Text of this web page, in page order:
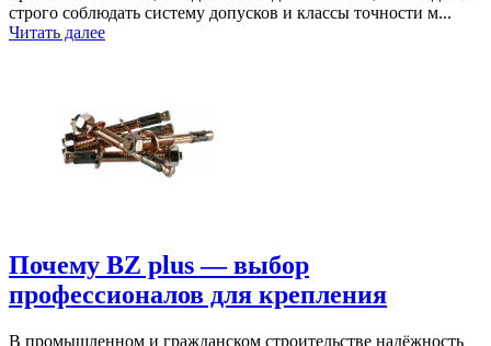
строго соблюдать систему допусков и классы точности м...
Читать далее
Почему BZ plus — выбор
профессионалов для крепления
В промышленном и гражданском строительстве надёжность